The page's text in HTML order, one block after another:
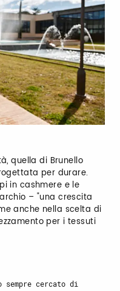
quella di Brunello
per durare.
in cashmere e le
– "una crescita
anche nella scelta di
per i tessuti
sempre cercato di